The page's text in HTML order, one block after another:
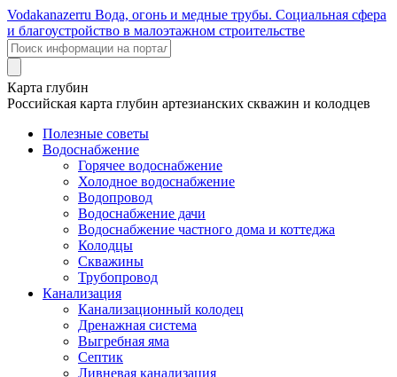
Vodakanazerru Вода, огонь и медные трубы. Социальная сфера
и благоустройство в малоэтажном строительстве
Карта глубин
Российская карта глубин артезианских скважин и колодцев
Полезные советы
Водоснабжение
Горячее водоснабжение
Холодное водоснабжение
Водопровод
Водоснабжение дачи
Водоснабжение частного дома и коттеджа
Колодцы
Скважины
Трубопровод
Канализация
Канализационный колодец
Дренажная система
Выгребная яма
Септик
Ливневая канализация